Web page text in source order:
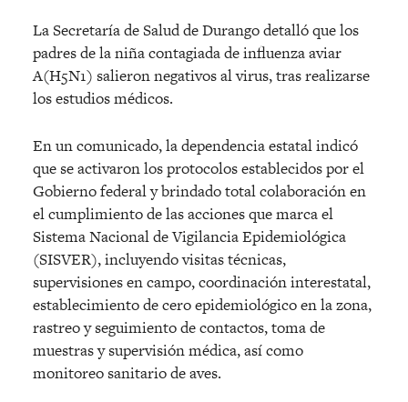
La Secretaría de Salud de Durango detalló que los
padres de la niña contagiada de influenza aviar
A(H5N1) salieron negativos al virus, tras realizarse
los estudios médicos.
En un comunicado, la dependencia estatal indicó
que se activaron los protocolos establecidos por el
Gobierno federal y brindado total colaboración en
el cumplimiento de las acciones que marca el
Sistema Nacional de Vigilancia Epidemiológica
(SISVER), incluyendo visitas técnicas,
supervisiones en campo, coordinación interestatal,
establecimiento de cero epidemiológico en la zona,
rastreo y seguimiento de contactos, toma de
muestras y supervisión médica, así como
monitoreo sanitario de aves.